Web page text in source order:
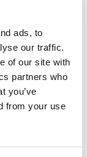
ads, to
our traffic.
of our site with
partners who
you’ve
from your use
van
herkenning
“En tik
iedereen
en